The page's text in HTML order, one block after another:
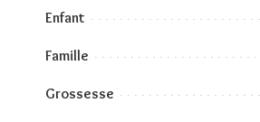
Enfant
Famille
Grossesse